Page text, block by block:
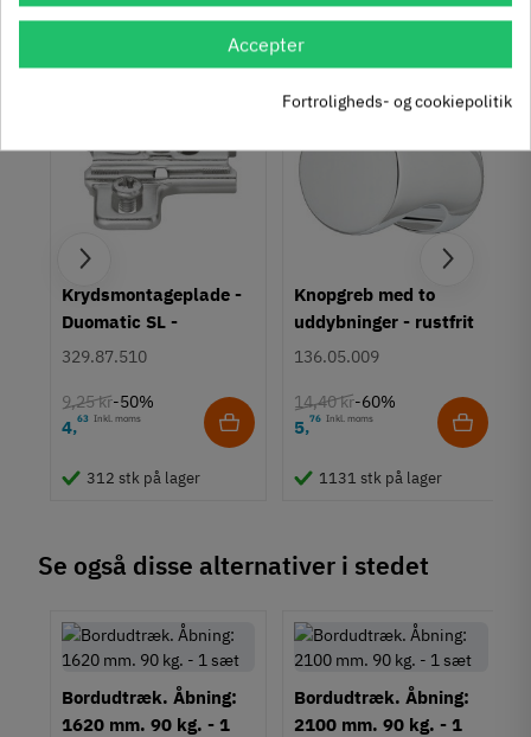
FritbærendeAnmeldelser (0)
Andre købte også
Krydsmontageplade -
Duomatic SL -
Euroskruer
329.87.510
9,25 kr-50%
4,63 Inkl. moms
312 stk på lager
-60%
Knopgreb med to
uddybninger - rustfrit
stål
136.05.009
14,40 kr-60%
5,76 Inkl. moms
1131 stk på lager
Se også disse alternativer i stedet
Bordudtræk. Åbning:
1620 mm. 90 kg. - 1
Bordudtræk. Åbning:
2100 mm. 90 kg. - 1
Accepter
Fortroligheds- og cookiepolitik